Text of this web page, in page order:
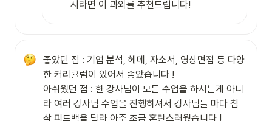
시라면 이 과외를 추천드립니다!
좋았던 점 : 기업 분석, 헤메, 자소서, 영상면접 등 다양
한 커리큘럼이 있어서 좋았습니다 !
아쉬웠던 점 : 한 강사님이 모든 수업을 하시는게 아니
라 여러 강사님 수업을 진행하셔서 강사님들 마다 첨
삭 피드백을 달라 아주 조금 혼란스러웠습니다 !